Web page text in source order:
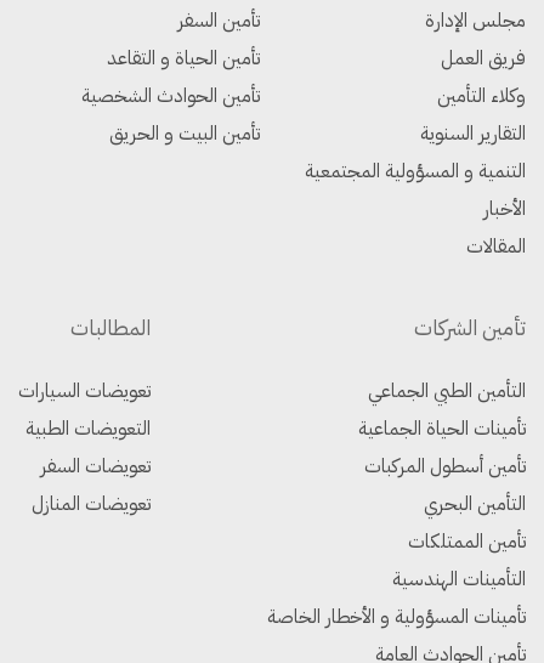
مجلس الإدارة
فريق العمل
وكلاء التأمين
التقارير السنوية
التنمية و المسؤولية المجتمعية
الأخبار
المقالات
تأمين السفر
تأمين الحياة و التقاعد
تأمين الحوادث الشخصية
تأمين البيت و الحريق
تأمين الشركات
التأمين الطبي الجماعي
تأمينات الحياة الجماعية
تأمين أسطول المركبات
التأمين البحري
تأمين الممتلكات
التأمينات الهندسية
تأمينات المسؤولية و الأخطار الخاصة
تأمين الحوادث العامة
المطالبات
تعويضات السيارات
التعويضات الطبية
تعويضات السفر
تعويضات المنازل